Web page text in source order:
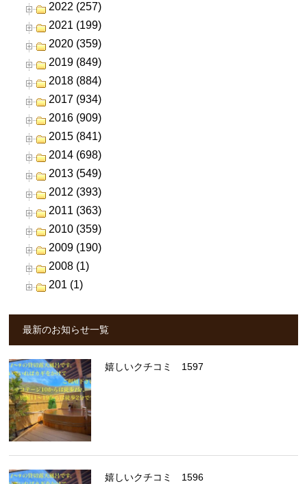
2022 (257)
2021 (199)
2020 (359)
2019 (849)
2018 (884)
2017 (934)
2016 (909)
2015 (841)
2014 (698)
2013 (549)
2012 (393)
2011 (363)
2010 (359)
2009 (190)
2008 (1)
201 (1)
最新のお知らせ一覧
嬉しいクチコミ 1597
嬉しいクチコミ 1596